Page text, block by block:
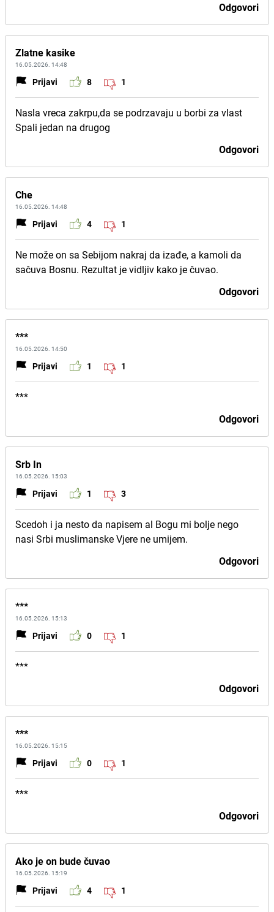
Odgovori
Zlatne kasike
16.05.2026. 14:48
Prijavi 8 1
Nasla vreca zakrpu,da se podrzavaju u borbi za vlast
Spali jedan na drugog
Odgovori
Che
16.05.2026. 14:48
Prijavi 4 1
Ne može on sa Sebijom nakraj da izađe, a kamoli da
sačuva Bosnu. Rezultat je vidljiv kako je čuvao.
Odgovori
***
16.05.2026. 14:50
Prijavi 1 1
***
Odgovori
Srb In
16.05.2026. 15:03
Prijavi 1 3
Scedoh i ja nesto da napisem al Bogu mi bolje nego
nasi Srbi muslimanske Vjere ne umijem.
Odgovori
***
16.05.2026. 15:13
Prijavi 0 1
***
Odgovori
***
16.05.2026. 15:15
Prijavi 0 1
***
Odgovori
Ako je on bude čuvao
16.05.2026. 15:19
Prijavi 4 1